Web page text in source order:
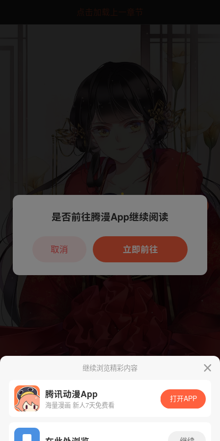
点击加载上一章节
App免费看
继续浏览精彩内容
腾讯动漫App
海量漫画 新人7天免费看
打开APP
本章节仅支持App阅读，可打开App新用
户7天免费看
是否前往腾漫App继续阅读
立即前往
取消